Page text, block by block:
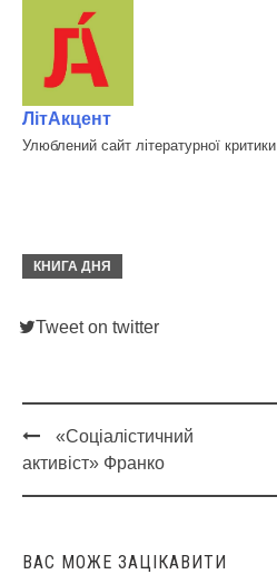
ЛітАкцент
Улюблений сайт літературної критики
КНИГА ДНЯ
Tweet on twitter
Post
navigation
«Соціалістичний
активіст» Франко
ВАС МОЖЕ ЗАЦІКАВИТИ